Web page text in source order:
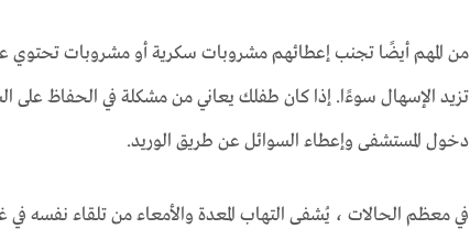
من المهم أيضًا تجنب إعطائهم مشروبات سكرية أو مشروبات تحتوي
تزيد الإسهال سوءًا. إذا كان طفلك يعاني من مشكلة في الحفاظ على
دخول المستشفى وإعطاء السوائل عن طريق الوريد.
في معظم الحالات ، يُشفى التهاب المعدة والأمعاء من تلقاء نفسه